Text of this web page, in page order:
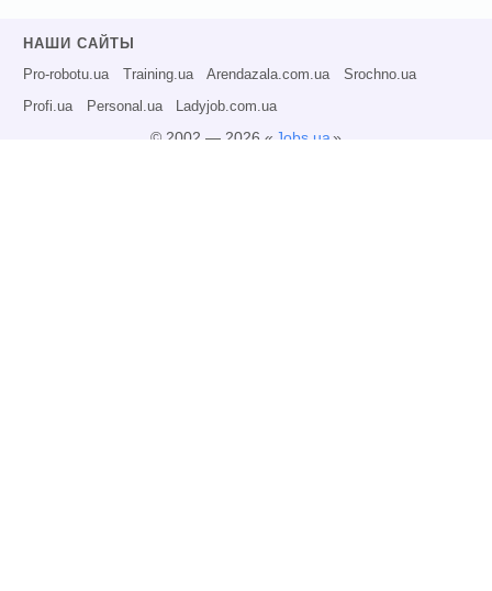
НАШИ САЙТЫ
Pro-robotu.ua Training.ua Arendazala.com.ua Srochno.ua
Profi.ua Personal.ua Ladyjob.com.ua
© 2002 — 2026 « Jobs.ua»